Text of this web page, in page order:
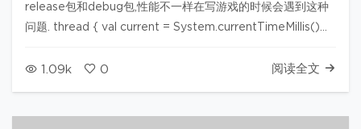
release包和debug包,性能不一样在写游戏的时候会遇到这种
问题. thread { val current = System.currentTimeMillis()
1.09k 0 阅读全文